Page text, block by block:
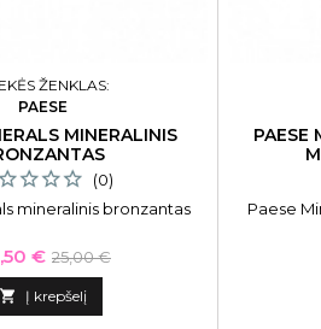
ŽENKLAS:
PAESE
MINERALINIS
(0)
mineralinis bronzantas
€ Bazinė
kaina
25,00 €
 Į krepšelį
PAESE
Paese